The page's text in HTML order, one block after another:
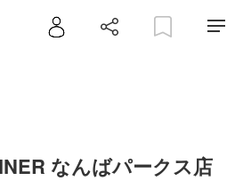
なんばパークス店